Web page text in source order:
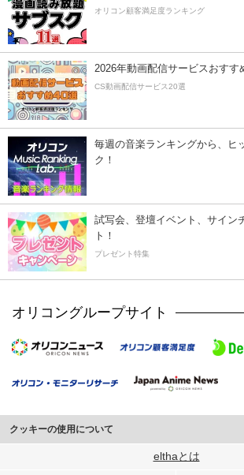
オリコン顧客満足度ランキング
2026年動画配信サービスおすす
CS動画配信サービス20選
毎週の音楽ランキングから、ヒ
ク！
試写会、登壇イベント、サイン
ト！
プレゼント特集
オリコングループサイト
クッキーの使用について
このサイトでは Cookie を使用して、ユーザーに合わ
elthaとは